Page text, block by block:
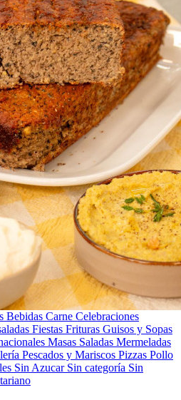
Bebidas Carne Celebraciones
Fiestas Frituras Guisos y Sopas
Masas Saladas Mermeladas
Pescados y Mariscos Pizzas Pollo
Sin Azucar Sin categoría Sin